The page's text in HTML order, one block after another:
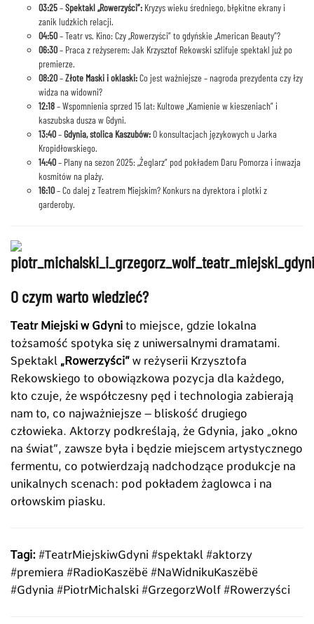
03:25–Spektakl „Rowerzyści”: Kryzys wieku średniego, błękitne ekrany i
zanik ludzkich relacji.
04:50– Teatr vs. Kino: Czy „Rowerzyści” to gdyńskie „American Beauty”?
06:30– Praca z reżyserem: Jak Krzysztof Rekowski szlifuje spektakl już po
premierze.
08:20–Złote Maski i oklaski:Co jest ważniejsze – nagroda prezydenta czy łzy
widza na widowni?
12:18– Wspomnienia sprzed 15 lat: Kultowe „Kamienie w kieszeniach” i
kaszubska dusza w Gdyni.
13:40–Gdynia, stolica Kaszubów:O konsultacjach językowych u Jarka
Kropidłowskiego.
14:40– Plany na sezon 2025: „Żeglarz” pod pokładem Daru Pomorza i inwazja
kosmitów na plaży.
16:10– Co dalej z Teatrem Miejskim? Konkurs na dyrektora i plotki z
garderoby.
O czym warto wiedzieć?
Teatr Miejski w Gdyni to miejsce, gdzie lokalna
tożsamość spotyka się z uniwersalnymi dramatami.
Spektakl „Rowerzyści” w reżyserii Krzysztofa
Rekowskiego to obowiązkowa pozycja dla każdego,
kto czuje, że współczesny pęd i technologia zabierają
nam to, co najważniejsze – bliskość drugiego
człowieka. Aktorzy podkreślają, że Gdynia, jako „okno
na świat”, zawsze była i będzie miejscem artystycznego
fermentu, co potwierdzają nadchodzące produkcje na
unikalnych scenach: pod pokładem żaglowca i na
orłowskim piasku.
Tagi: #TeatrMiejskiwGdyni #spektakl #aktorzy
#premiera #RadioKaszëbë #NaWidnikuKaszëbë
#Gdynia #PiotrMichalski #GrzegorzWolf #Rowerzyści